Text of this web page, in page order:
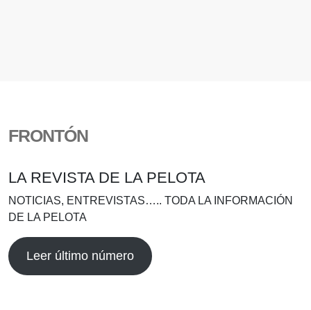
FRONTÓN
LA REVISTA DE LA PELOTA
NOTICIAS, ENTREVISTAS….. TODA LA INFORMACIÓN
DE LA PELOTA
Leer último número